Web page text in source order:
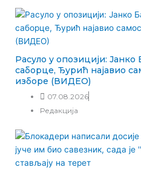
Расуло у опозицији:
саборце, Ђурић најавио
изборе (ВИДЕО)
07.08.2026
Редакција